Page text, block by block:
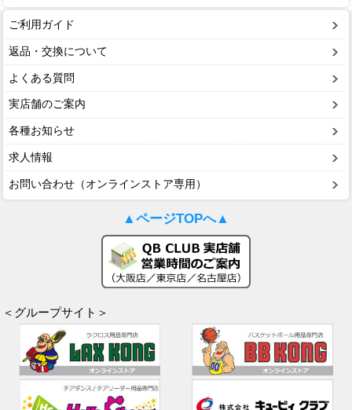
ご利用ガイド
返品・交換について
よくある質問
実店舗のご案内
各種お知らせ
求人情報
お問い合わせ（オンラインストア専用）
▲ページTOPへ▲
＜グループサイト＞